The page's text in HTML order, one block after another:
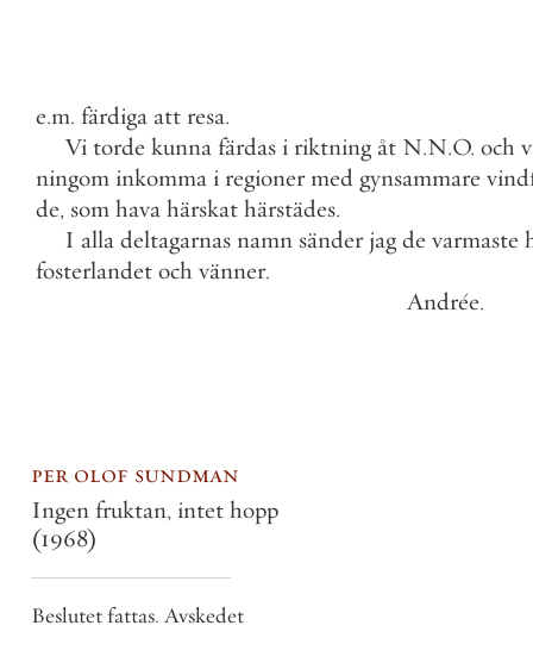
e.m. färdiga att resa.
Vi torde kunna färdas i riktning åt N.N.O. och
ningom inkomma i regioner med gynsammare
de, som hava härskat härstädes.
I alla deltagarnas namn sänder jag de varmaste
fosterlandet och vänner.
Andrée.
per olof sundman
Ingen fruktan, intet hopp
(1968)
Beslutet fattas. Avskedet